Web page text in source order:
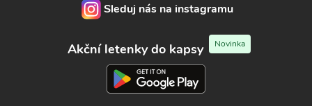
Sleduj nás na instagramu
Akční letenky do kapsy Novinka